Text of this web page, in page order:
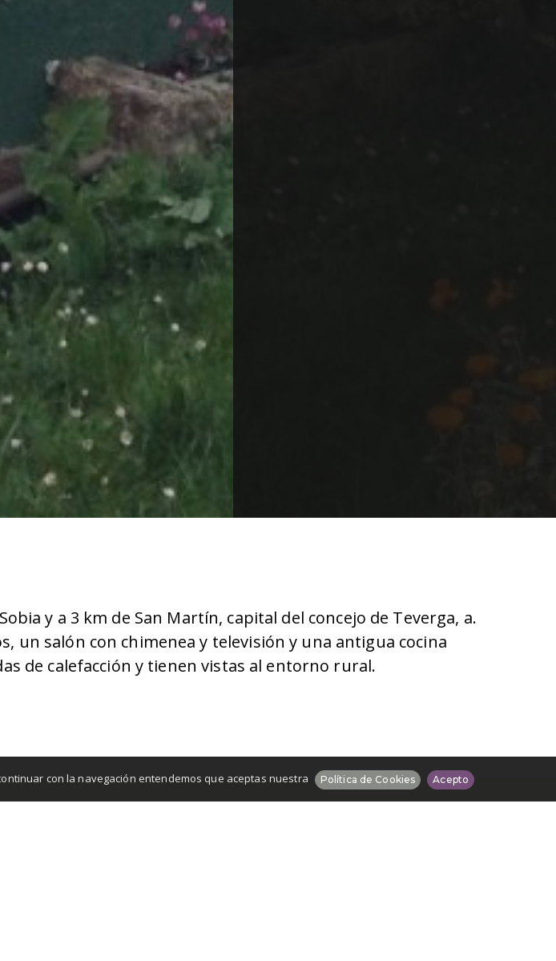
con la navegación entendemos que aceptas nuestra Política de Cookies Acepto
y a 3 km de San Martín, capital del concejo de Teverga, a.
un salón con chimenea y televisión y una antigua cocina
de calefacción y tienen vistas al entorno rural.